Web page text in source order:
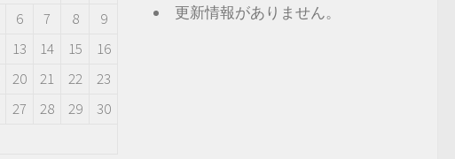
更新情報がありません。
6 7 8
9
13 14 15
16
20 21 22
23
27 28 29
30